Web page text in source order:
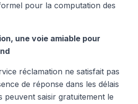
pour la computation des
une voie amiable pour
réclamation ne satisfait pas
de réponse dans les délais
peuvent saisir gratuitement le